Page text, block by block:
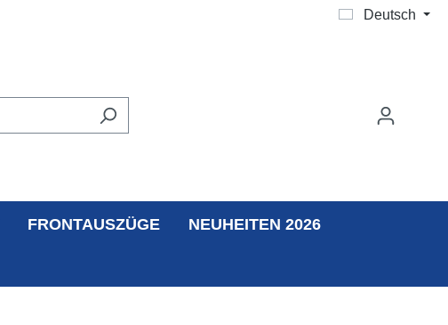
Deutsch
FRONTAUSZÜGE NEUHEITEN 2026